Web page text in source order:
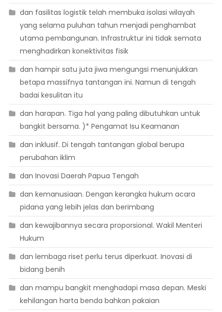
dan fasilitas logistik telah membuka isolasi wilayah
yang selama puluhan tahun menjadi penghambat
utama pembangunan. Infrastruktur ini tidak semata
menghadirkan konektivitas fisik
dan hampir satu juta jiwa mengungsi menunjukkan
betapa massifnya tantangan ini. Namun di tengah
badai kesulitan itu
dan harapan. Tiga hal yang paling dibutuhkan untuk
bangkit bersama. )* Pengamat Isu Keamanan
dan inklusif. Di tengah tantangan global berupa
perubahan iklim
dan Inovasi Daerah Papua Tengah
dan kemanusiaan. Dengan kerangka hukum acara
pidana yang lebih jelas dan berimbang
dan kewajibannya secara proporsional. Wakil Menteri
Hukum
dan lembaga riset perlu terus diperkuat. Inovasi di
bidang benih
dan mampu bangkit menghadapi masa depan. Meski
kehilangan harta benda bahkan pakaian